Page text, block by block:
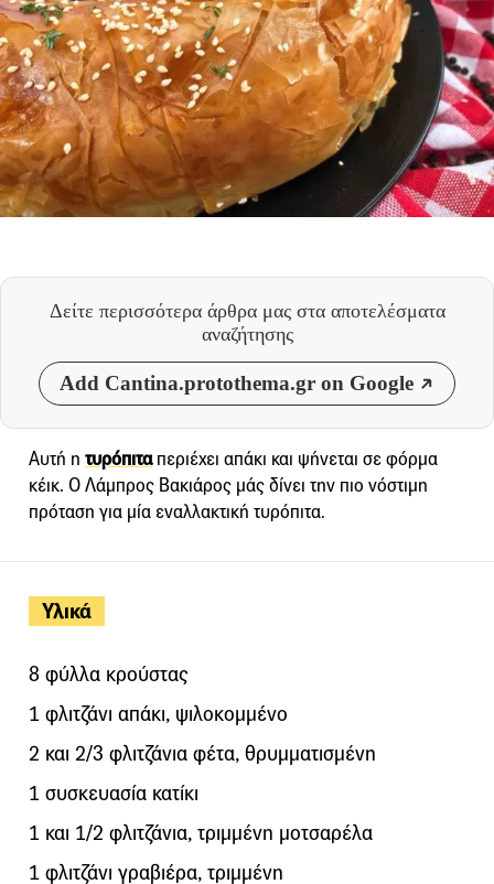
Δείτε περισσότερα άρθρα μας στα αποτελέσματα
αναζήτησης
Add Cantina.protothema.gr on Google
Υλικά
8 φύλλα κρούστας
1 φλιτζάνι απάκι, ψιλοκομμένο
2 και 2/3 φλιτζάνια φέτα, θρυμματισμένη
1 συσκευασία κατίκι
1 και 1/2 φλιτζάνια, τριμμένη μοτσαρέλα
1 φλιτζάνι γραβιέρα, τριμμένη
Αυτή η τυρόπιταπεριέχει απάκι και ψήνεται σε φόρμα
κέικ. Ο Λάμπρος Βακιάρος μάς δίνει την πιο νόστιμη
πρόταση για μία εναλλακτική τυρόπιτα.